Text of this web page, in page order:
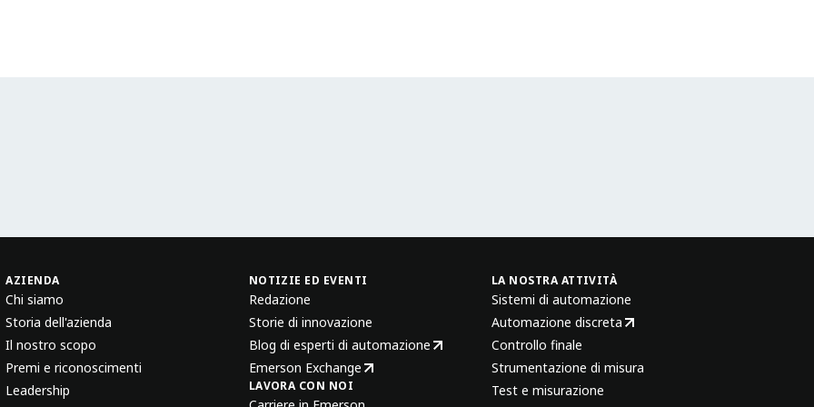
AZIENDA
Chi siamo
Storia dell'azienda
Il nostro scopo
Premi e riconoscimenti
Leadership
NOTIZIE ED EVENTI
Redazione
Storie di innovazione
Blog di esperti di automazione
Emerson Exchange
LAVORA CON NOI
LA NOSTRA ATTIVITÀ
Sistemi di automazione
Automazione discreta
Controllo finale
Strumentazione di misura
Test e misurazione